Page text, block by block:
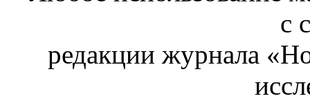
с
редакции журнала